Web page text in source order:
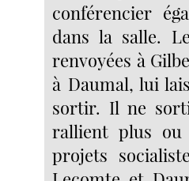
conférencier
dans la salle.
renvoyées à
à Daumal, lui
sortir. Il ne
rallient plus ou
projets